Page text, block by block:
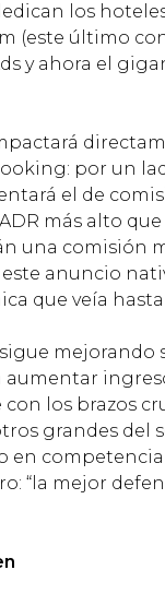
los
(este último
y ahora el
por un
el de
más alto
una comisión
anuncio
que veía hasta
mejorando
aumentar
los brazos
grandes del
competencia
“la mejor